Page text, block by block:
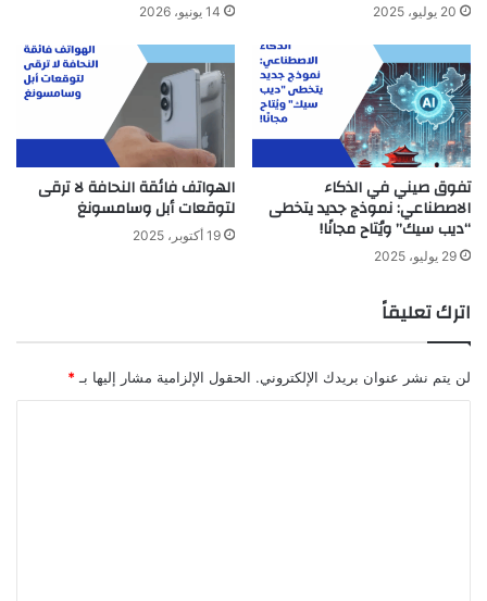
20 يوليو، 2025 14 يونيو، 2026
تفوق صيني في الذكاء
الاصطناعي: نموذج جديد يتخطى
“ديب سيك” ويُتاح مجانًا!
29 يوليو، 2025
الهواتف فائقة النحافة لا ترقى
لتوقعات أبل وسامسونغ
19 أكتوبر، 2025
اترك تعليقاً
لن يتم نشر عنوان بريدك الإلكتروني. الحقول الإلزامية مشار إليها بـ *